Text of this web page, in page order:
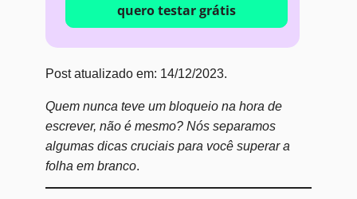
quero testar grátis
Post atualizado em: 14/12/2023.
Quem nunca teve um bloqueio na hora de
escrever, não é mesmo? Nós separamos
algumas dicas cruciais para você superar a
folha em branco.